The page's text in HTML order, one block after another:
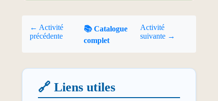
← Activité
précédente
📚 Catalogue
complet
Activité
suivante →
🔗 Liens utiles